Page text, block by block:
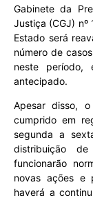
Gabinete da
Justiça (CGJ) nº
Estado será
número de
neste período,
antecipado.
Apesar disso,
cumprido em
segunda a
distribuição
funcionarão
novas ações e
haverá a